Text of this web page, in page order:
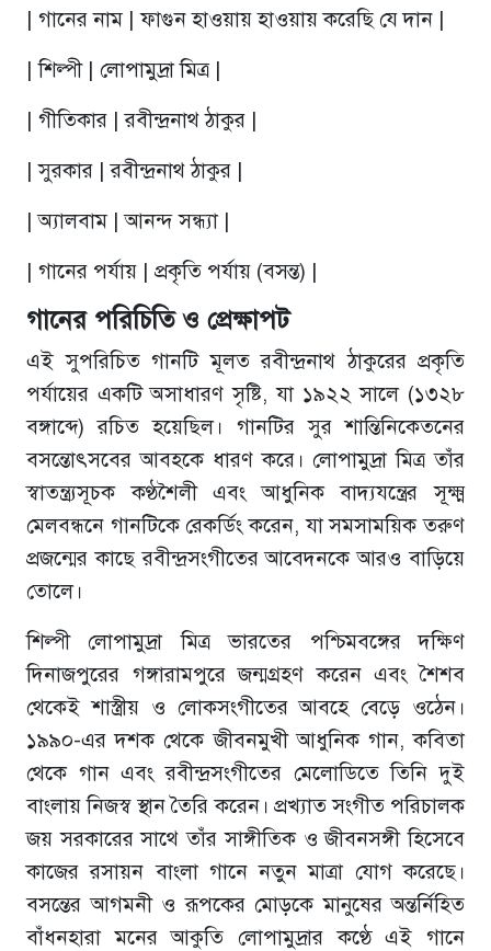
| গানের নাম | ফাগুন হাওয়ায় হাওয়ায় করেছি যে দান |
| শিল্পী | লোপামুদ্রা মিত্র |
| গীতিকার | রবীন্দ্রনাথ ঠাকুর |
| সুরকার | রবীন্দ্রনাথ ঠাকুর |
| অ্যালবাম | আনন্দ সন্ধ্যা |
| গানের পর্যায় | প্রকৃতি পর্যায় (বসন্ত) |
গানের পরিচিতি ও প্রেক্ষাপট
এই সুপরিচিত গানটি মূলত রবীন্দ্রনাথ ঠাকুরের প্রকৃতি
পর্যায়ের একটি অসাধারণ সৃষ্টি, যা ১৯২২ সালে (১৩২৮
বঙ্গাব্দে) রচিত হয়েছিল। গানটির সুর শান্তিনিকেতনের
বসন্তোৎসবের আবহকে ধারণ করে। লোপামুদ্রা মিত্র তাঁর
স্বাতন্ত্র্যসূচক কণ্ঠশৈলী এবং আধুনিক বাদ্যযন্ত্রের সূক্ষ্ম
মেলবন্ধনে গানটিকে রেকর্ডিং করেন, যা সমসাময়িক তরুণ
প্রজন্মের কাছে রবীন্দ্রসংগীতের আবেদনকে আরও বাড়িয়ে
তোলে।
শিল্পী লোপামুদ্রা মিত্র ভারতের পশ্চিমবঙ্গের দক্ষিণ
দিনাজপুরের গঙ্গারামপুরে জন্মগ্রহণ করেন এবং শৈশব
থেকেই শাস্ত্রীয় ও লোকসংগীতের আবহে বেড়ে ওঠেন।
১৯৯০-এর দশক থেকে জীবনমুখী আধুনিক গান, কবিতা
থেকে গান এবং রবীন্দ্রসংগীতের মেলোডিতে তিনি দুই
বাংলায় নিজস্ব স্থান তৈরি করেন। প্রখ্যাত সংগীত পরিচালক
জয় সরকারের সাথে তাঁর সাঙ্গীতিক ও জীবনসঙ্গী হিসেবে
কাজের রসায়ন বাংলা গানে নতুন মাত্রা যোগ করেছে।
বসন্তের আগমনী ও রূপকের মোড়কে মানুষের অন্তর্নিহিত
বাঁধনহারা মনের আকুতি লোপামুদ্রার কণ্ঠে এই গানে